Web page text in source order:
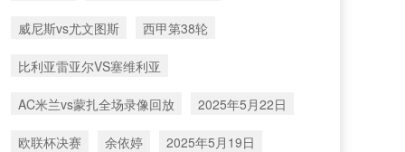
威尼斯vs尤文图斯 西甲第38轮
比利亚雷亚尔VS塞维利亚
AC米兰vs蒙扎全场录像回放 2025年5月22日
欧联杯决赛 余依婷 2025年5月19日